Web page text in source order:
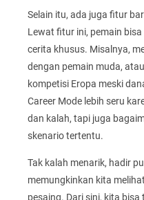
Selain itu, ada juga fitur
Lewat fitur ini, pemain
cerita khusus. Misalnya,
dengan pemain muda,
kompetisi Eropa meski
Career Mode lebih seru
dan kalah, tapi juga
skenario tertentu.
Tak kalah menarik, hadir
memungkinkan kita
pesaing. Dari sini, kita